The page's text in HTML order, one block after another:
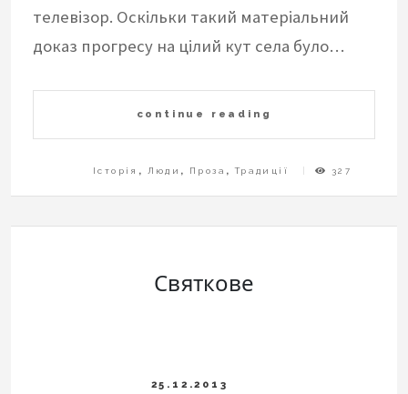
телевізор. Оскільки такий матеріальний
доказ прогресу на цілий кут села було…
continue reading
Історія , Люди , Проза ,Традиції 327
Святкове